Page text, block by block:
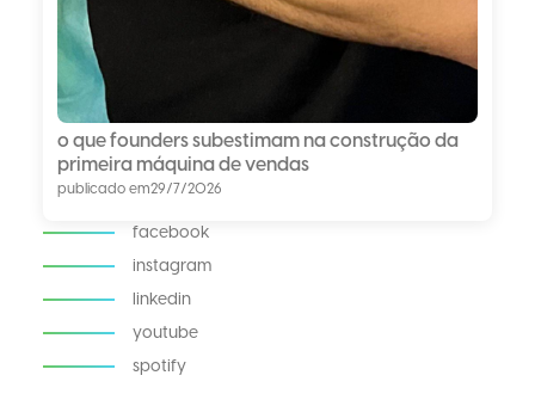
o que founders subestimam na construção da
primeira máquina de vendas
publicado em29/7/2026
facebook
instagram
linkedin
youtube
spotify